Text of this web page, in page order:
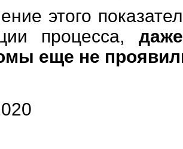
этого
процесса,
еще не